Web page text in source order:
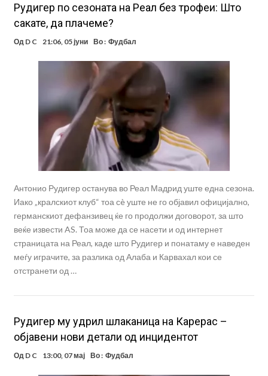
Рудигер по сезоната на Реал без трофеи: Што
сакате, да плачеме?
Од D C 21:06, 05 јуни Во : Фудбал
Антонио Рудигер останува во Реал Мадрид уште една сезона.
Иако „кралскиот клуб“ тоа сè уште не го објавил официјално,
германскиот дефанзивец ќе го продолжи договорот, за што
веќе извести AS. Тоа може да се насети и од интернет
страницата на Реал, каде што Рудигер и понатаму е наведен
меѓу играчите, за разлика од Алаба и Карвахал кои се
отстранети од …
Рудигер му удрил шлаканица на Карерас –
објавени нови детали од инцидентот
Од D C 13:00, 07 мај Во : Фудбал